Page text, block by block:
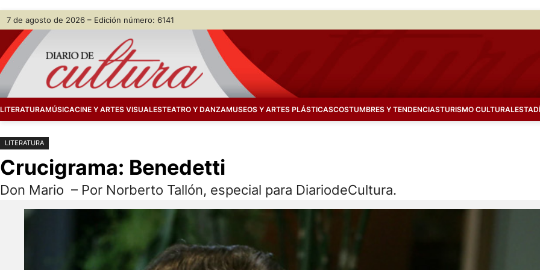
Saltar
contenido
Skip
content
7 de agosto de 2026 – Edición número: 6141
LITERATURAMÚSICACINE Y ARTES VISUALESTEATRO Y DANZAMUSEOS Y ARTES PLÁSTICASCOSTUMBRES Y TENDENCIASTURISMO CULTURAL
LITERATURA
Crucigrama: Benedetti
Don Mario – Por Norberto Tallón, especial para DiariodeCultura.